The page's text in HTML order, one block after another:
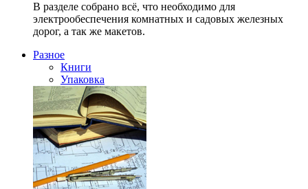
В разделе собрано всё, что необходимо для
электрообеспечения комнатных и садовых железных
дорог, а так же макетов.
Разное
Книги
Упаковка